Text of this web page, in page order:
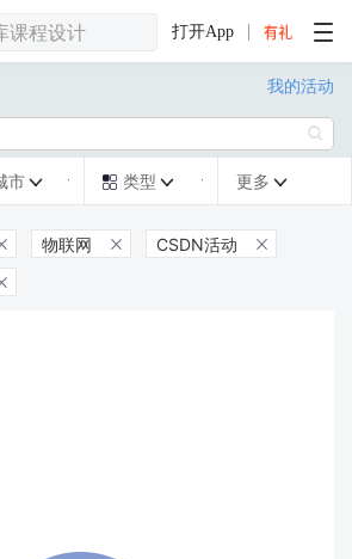
打开App
我的活动

市   类型  更多 
物联网  CSDN活动 